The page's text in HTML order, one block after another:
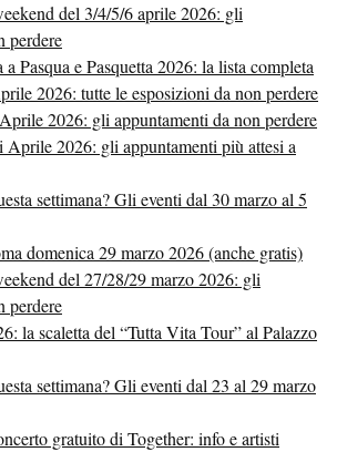
del 3/4/5/6 aprile 2026: gli
perdere
Pasqua e Pasquetta 2026: la lista completa
2026: tutte le esposizioni da non perdere
2026: gli appuntamenti da non perdere
Aprile 2026: gli appuntamenti più attesi a
settimana? Gli eventi dal 30 marzo al 5
domenica 29 marzo 2026 (anche gratis)
del 27/28/29 marzo 2026: gli
perdere
la scaletta del “Tutta Vita Tour” al Palazzo
settimana? Gli eventi dal 23 al 29 marzo
gratuito di Together: info e artisti